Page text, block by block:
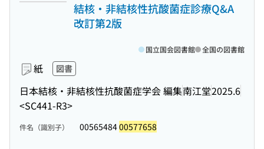
結核・非結核性抗酸菌症診療Q&A
改訂第2版
紙 図書
日本結核・非結核性抗酸菌症学会 編集南江堂2025.6
<SC441-R3>
国立国会図書館 全国の図書館
件名（識別子） 0056548400577658